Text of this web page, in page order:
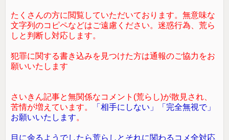
たくさんの方に閲覧していただいております。無意味な
文字列のコピペなどはご遠慮ください。迷惑行為、荒ら
しと判断し対応します。
犯罪に関する書き込みを見つけた方は通報のご協力をお
願いいたします
さいきん記事と無関係なコメント(荒らし)が散見され、
苦情が増えています。
「相手にしない」「完全無視で」
お願いいたします。
目に余るようでしたら荒らしとそれに関わるコメ全対応